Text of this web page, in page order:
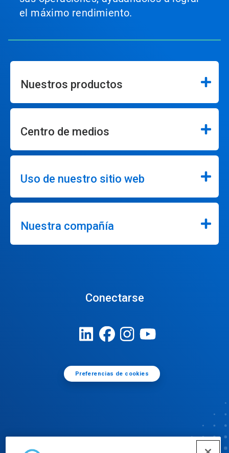
el máximo rendimiento.
Nuestros productos
Centro de medios
Uso de nuestro sitio web
Nuestra compañía
Conectarse
Preferencias de cookies